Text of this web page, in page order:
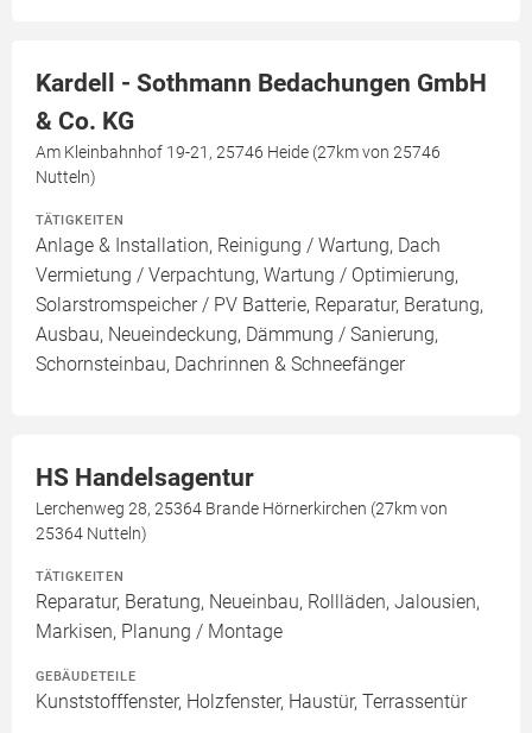
Kardell - Sothmann Bedachungen GmbH
& Co. KG
Am Kleinbahnhof 19-21, 25746 Heide (27km von 25746
Nutteln)
TÄTIGKEITEN
Anlage & Installation, Reinigung / Wartung, Dach
Vermietung / Verpachtung, Wartung / Optimierung,
Solarstromspeicher / PV Batterie, Reparatur, Beratung,
Ausbau, Neueindeckung, Dämmung / Sanierung,
Schornsteinbau, Dachrinnen & Schneefänger
HS Handelsagentur
Lerchenweg 28, 25364 Brande Hörnerkirchen (27km von
25364 Nutteln)
TÄTIGKEITEN
Reparatur, Beratung, Neueinbau, Rollläden, Jalousien,
Markisen, Planung / Montage
GEBÄUDETEILE
Kunststofffenster, Holzfenster, Haustür, Terrassentür